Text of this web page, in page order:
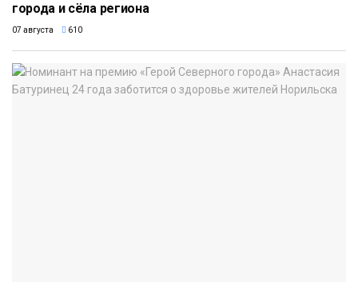
города и сёла региона
07 августа 610